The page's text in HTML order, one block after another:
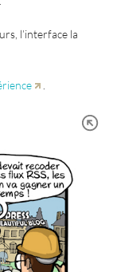
l’interface la